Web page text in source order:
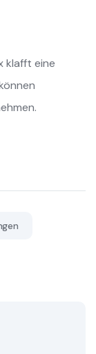
klafft eine